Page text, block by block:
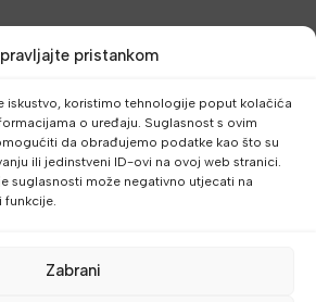
pristankom
iskustvo, koristimo tehnologije poput kolačića
o uređaju. Suglasnost s ovim
da obrađujemo podatke kao što su
ili jedinstveni ID-ovi na ovoj web stranici.
suglasnosti može negativno utjecati na
funkcije.
Zabrani
usta jedno su od dodatnih sredstava i
i pravilno održavanje higijene
za ispiranje usta je
alkohol, i dasadrže
.
razmak od pola sata